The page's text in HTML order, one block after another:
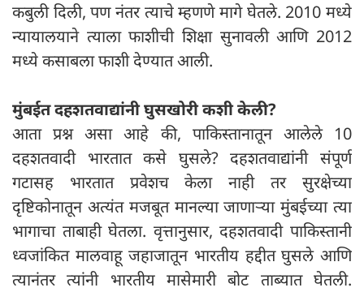
कबुली दिली, पण नंतर त्याचे म्हणणे मागे घेतले. 2010 मध्ये
न्यायालयाने त्याला फाशीची शिक्षा सुनावली आणि 2012
मध्ये कसाबला फाशी देण्यात आली.
मुंबईत दहशतवाद्यांनी घुसखोरी कशी केली?
आता प्रश्न असा आहे की, पाकिस्तानातून आलेले 10
दहशतवादी भारतात कसे घुसले? दहशतवाद्यांनी संपूर्ण
गटासह भारतात प्रवेशच केला नाही तर सुरक्षेच्या
दृष्टिकोनातून अत्यंत मजबूत मानल्या जाणाऱ्या मुंबईच्या त्या
भागाचा ताबाही घेतला. वृत्तानुसार, दहशतवादी पाकिस्तानी
ध्वजांकित मालवाहू जहाजातून भारतीय हद्दीत घुसले आणि
त्यानंतर त्यांनी भारतीय मासेमारी बोट ताब्यात घेतली.